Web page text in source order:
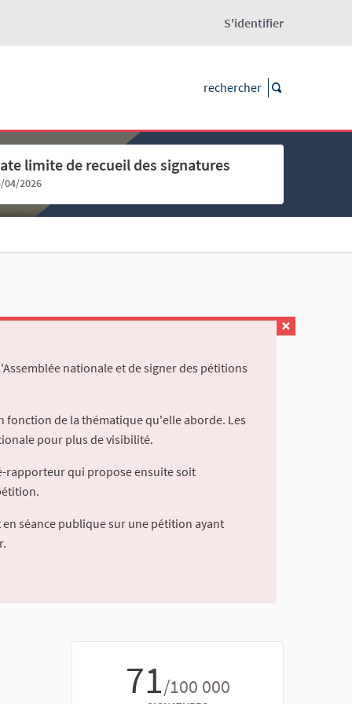
S'identifier
limite de recueil des signatures
04/2026
nationale et de signer des pétitions
fonction de la thématique qu'elle aborde. Les
pour plus de visibilité.
rapporteur qui propose ensuite soit
séance publique sur une pétition ayant
71/100 000